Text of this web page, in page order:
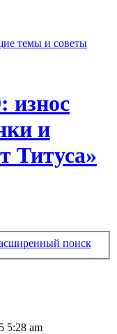
темы и советы
износ
и
Титуса»
поиск
5:28 am